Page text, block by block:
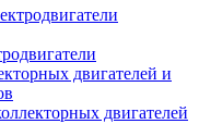
двигателей и
двигателей